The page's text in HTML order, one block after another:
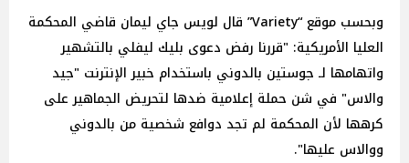
وبحسب موقع “Variety” قال لويس جاي ليمان قاضي المحكمة
العليا الأمريكية: "قررنا رفض دعوى بليك ليفلي بالتشهير
واتهامها لـ جوستين بالدوني باستخدام خبير الإنترنت "جيد
والاس" في شن حملة إعلامية ضدها لتحريض الجماهير على
كرهها لأن المحكمة لم تجد دوافع شخصية من بالدوني
ووالاس عليها".